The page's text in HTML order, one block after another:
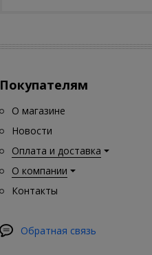
Покупателям
О магазине
Новости
Оплата и доставка
О компании
Контакты
Обратная связь